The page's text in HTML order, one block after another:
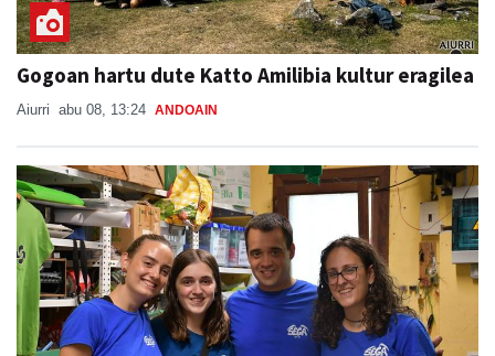
Gogoan hartu dute Katto Amilibia kultur eragilea
Aiurri abu 08, 13:24 ANDOAIN